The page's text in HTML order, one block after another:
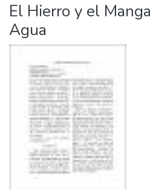
El Hierro y el
Agua